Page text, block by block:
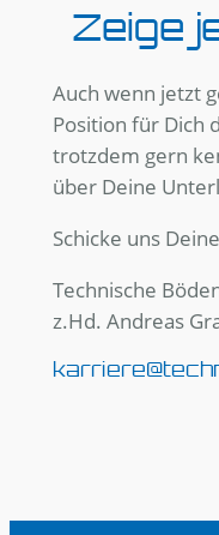
Zeige
Auch wenn jetzt
Position für Dich
trotzdem gern
über Deine
Schicke uns
Technische
z.Hd. Andreas